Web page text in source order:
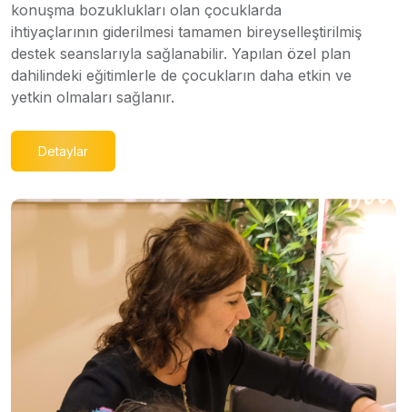
konuşma bozuklukları olan çocuklarda
ihtiyaçlarının giderilmesi tamamen bireyselleştirilmiş
destek seanslarıyla sağlanabilir. Yapılan özel plan
dahilindeki eğitimlerle de çocukların daha etkin ve
yetkin olmaları sağlanır.
Detaylar